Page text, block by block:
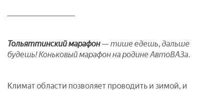
Тольяттинский марафон— тише едешь, дальше
будешь! Коньковый марафон на родине АвтоВАЗа.
Климат области позволяет проводить и зимой, и